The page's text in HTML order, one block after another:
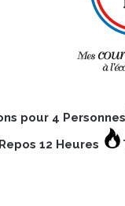
pour 4 Personnes
Repos 12 Heures